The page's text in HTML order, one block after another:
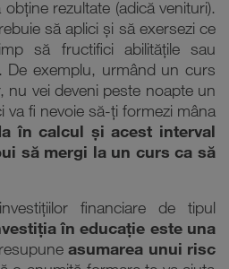
obține rezultate (adică venituri).
să aplici și să exersezi ce
să fructifici abilitățile sau
De exemplu, urmând un curs
nu vei deveni peste noapte un
va fi nevoie să-ți formezi mâna
în calcul și acest interval
să mergi la un curs ca să
financiare de tipul
în educație este una
asumarea unui risc